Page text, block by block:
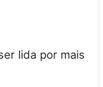
lida por mais